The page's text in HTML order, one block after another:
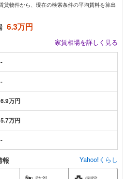
貸物件から、現在の検索条件の平均賃料を算出
6.3万円
家賃相場を詳しく見る
-
-
6.9万円
5.7万円
-
報 Yahoo!くらし